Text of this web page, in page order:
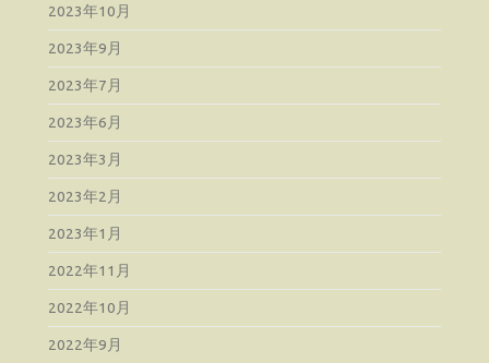
2023年10月
2023年9月
2023年7月
2023年6月
2023年3月
2023年2月
2023年1月
2022年11月
2022年10月
2022年9月